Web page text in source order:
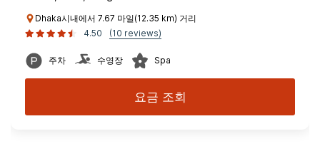
Dhaka시내에서 7.67 마일(12.35 km) 거리
4.50
(10 reviews)
주차 수영장 Spa
요금 조회